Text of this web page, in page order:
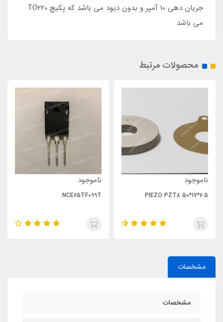
جریان دهی 10 آمپر و‌ بدون دیود می باشد که پکیچ TO220
می باشد
محصولات مرتبط
ناموجود
PIEZO PZT8 50*17*6.5
ناموجود
NCE65TF099T
مشخصات
مشخصات